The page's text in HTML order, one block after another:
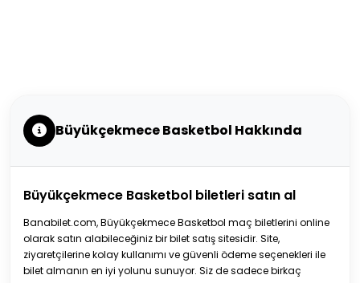
Büyükçekmece Basketbol Hakkında
Büyükçekmece Basketbol biletleri satın al
Banabilet.com, Büyükçekmece Basketbol maç biletlerini online
olarak satın alabileceğiniz bir bilet satış sitesidir. Site,
ziyaretçilerine kolay kullanımı ve güvenli ödeme seçenekleri ile
bilet almanın en iyi yolunu sunuyor. Siz de sadece birkaç